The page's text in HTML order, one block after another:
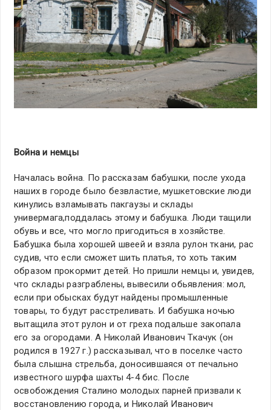
Война и немцы
Началась война. По рассказам бабушки, после ухода
наших в городе было безвластие, мушкетовские люди
кинулись взламывать пакгаузы и склады
универмага,поддалась этому и бабушка. Люди тащили
обувь и все, что могло пригодиться в хозяйстве.
Бабушка была хорошей швеей и взяла рулон ткани, рас
судив, что если сможет шить платья, то хоть таким
образом прокормит детей. Но пришли немцы и, увидев,
что склады разграблены, вывесили обьявления: мол,
если при обысках будут найдены промышленные
товары, то будут расстреливать. И бабушка ночью
вытащила этот рулон и от греха подальше закопала
его за огородами. А Николай Иванович Ткачук (он
родился в 1927 г.) рассказывал, что в поселке часто
была слышна стрельба, доносившаяся от печально
известного шурфа шахты 4-4 бис. После
освобождения Сталино молодых парней призвали к
восстановлению города, и Николай Иванович